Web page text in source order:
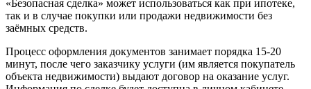
«Безопасная сделка» может использоваться как при ипотеке,
так и в случае покупки или продажи недвижимости без
заёмных средств.
Процесс оформления документов занимает порядка 15-20
минут, после чего заказчику услуги (им является покупатель
объекта недвижимости) выдают договор на оказание услуг.